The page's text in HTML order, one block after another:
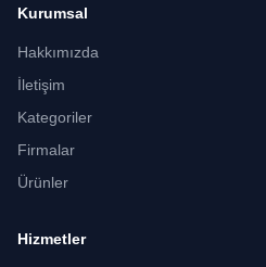
Kurumsal
Hakkımızda
İletişim
Kategoriler
Firmalar
Ürünler
Hizmetler